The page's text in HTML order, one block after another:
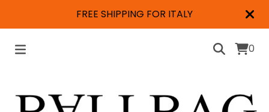
FREE SHIPPING FOR ITALY
0